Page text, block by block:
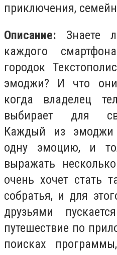
приключения,
Описание: Знаете
каждого
городок
эмоджи? И что
когда владелец
выбирает для
Каждый из эмоджи
одну эмоцию, и
выражать
очень хочет стать
собратья, и для
друзьями
путешествие по
поисках